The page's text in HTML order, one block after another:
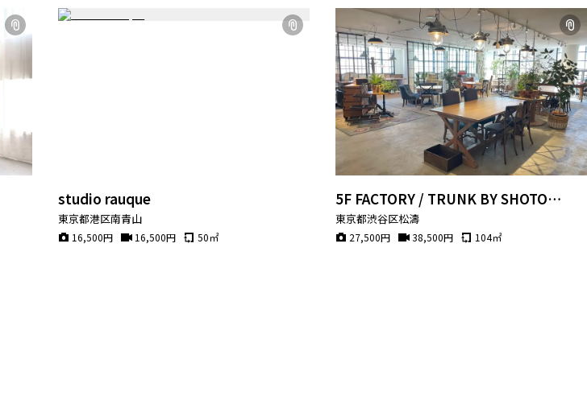
studio rauque
東京都港区南青山
16,500円 16,500円 50㎡
5F FACTORY / TRUNK BY SHOTO
GALLERY
東京都渋谷区松濤
27,500円 38,500円 104㎡